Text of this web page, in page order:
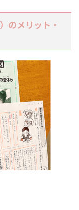
のメリット・